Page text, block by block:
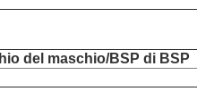
del maschio/BSP di BSP